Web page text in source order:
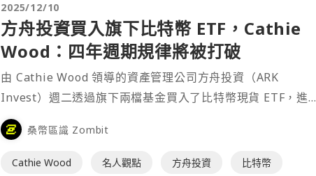
2025/12/10
方舟投資買入旗下比特幣 ETF，Cathie
Wood：四年週期規律將被打破
由 Cathie Wood 領導的資產管理公司方舟投資（ARK
Invest）週二透過旗下兩檔基金買入了比特幣現貨 ETF，進一
桑幣區識 Zombit
Cathie Wood 名人觀點 方舟投資 比特幣